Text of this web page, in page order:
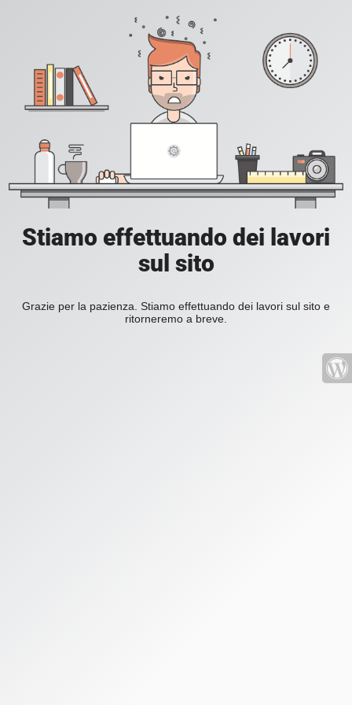
Stiamo effettuando dei lavori
sul sito
Grazie per la pazienza. Stiamo effettuando dei lavori sul sito e
ritorneremo a breve.